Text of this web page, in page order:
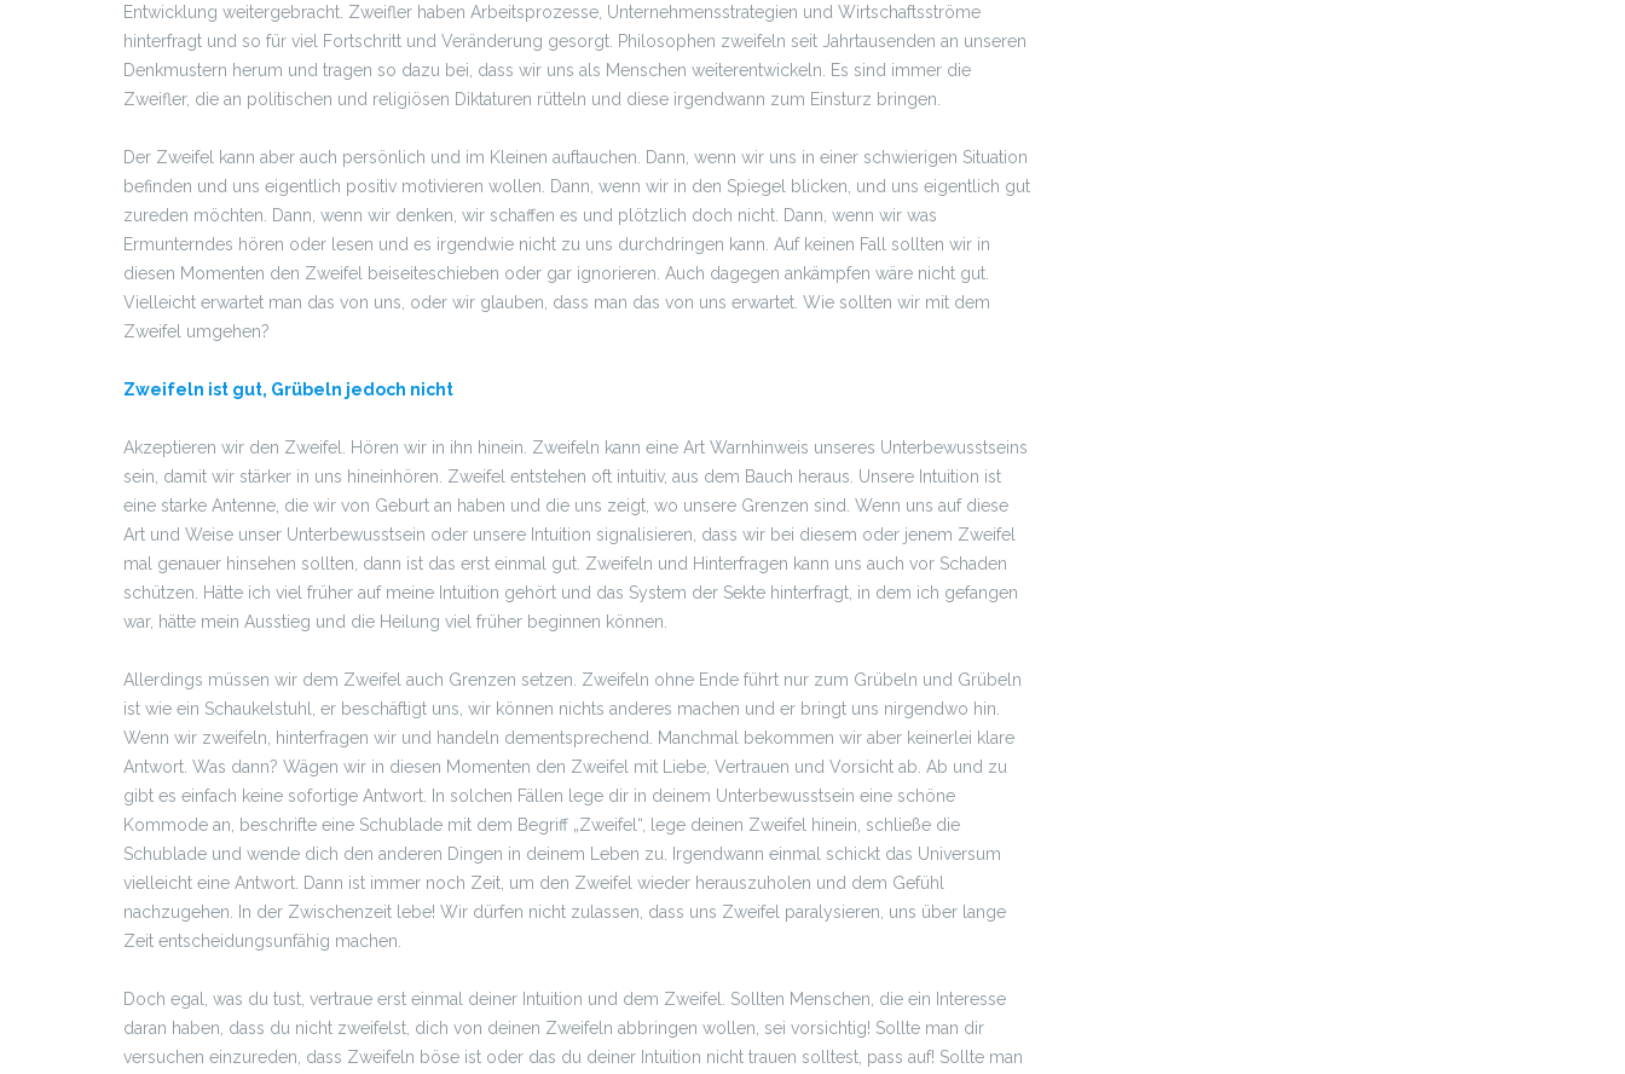
Entwicklung weitergebracht. Zweifler haben Arbeitsprozesse, Unternehmensstrategien und Wirtschaftsströme
hinterfragt und so für viel Fortschritt und Veränderung gesorgt. Philosophen zweifeln seit Jahrtausenden an unseren
Denkmustern herum und tragen so dazu bei, dass wir uns als Menschen weiterentwickeln. Es sind immer die
Zweifler, die an politischen und religiösen Diktaturen rütteln und diese irgendwann zum Einsturz bringen.
Der Zweifel kann aber auch persönlich und im Kleinen auftauchen. Dann, wenn wir uns in einer schwierigen Situation
befinden und uns eigentlich positiv motivieren wollen. Dann, wenn wir in den Spiegel blicken, und uns eigentlich gut
zureden möchten. Dann, wenn wir denken, wir schaffen es und plötzlich doch nicht. Dann, wenn wir was
Ermunterndes hören oder lesen und es irgendwie nicht zu uns durchdringen kann. Auf keinen Fall sollten wir in
diesen Momenten den Zweifel beiseiteschieben oder gar ignorieren. Auch dagegen ankämpfen wäre nicht gut.
Vielleicht erwartet man das von uns, oder wir glauben, dass man das von uns erwartet. Wie sollten wir mit dem
Zweifel umgehen?
Zweifeln ist gut, Grübeln jedoch nicht
Akzeptieren wir den Zweifel. Hören wir in ihn hinein. Zweifeln kann eine Art Warnhinweis unseres Unterbewusstseins
sein, damit wir stärker in uns hineinhören. Zweifel entstehen oft intuitiv, aus dem Bauch heraus. Unsere Intuition ist
eine starke Antenne, die wir von Geburt an haben und die uns zeigt, wo unsere Grenzen sind. Wenn uns auf diese
Art und Weise unser Unterbewusstsein oder unsere Intuition signalisieren, dass wir bei diesem oder jenem Zweifel
mal genauer hinsehen sollten, dann ist das erst einmal gut. Zweifeln und Hinterfragen kann uns auch vor Schaden
schützen. Hätte ich viel früher auf meine Intuition gehört und das System der Sekte hinterfragt, in dem ich gefangen
war, hätte mein Ausstieg und die Heilung viel früher beginnen können.
Allerdings müssen wir dem Zweifel auch Grenzen setzen. Zweifeln ohne Ende führt nur zum Grübeln und Grübeln
ist wie ein Schaukelstuhl, er beschäftigt uns, wir können nichts anderes machen und er bringt uns nirgendwo hin.
Wenn wir zweifeln, hinterfragen wir und handeln dementsprechend. Manchmal bekommen wir aber keinerlei klare
Antwort. Was dann? Wägen wir in diesen Momenten den Zweifel mit Liebe, Vertrauen und Vorsicht ab. Ab und zu
gibt es einfach keine sofortige Antwort. In solchen Fällen lege dir in deinem Unterbewusstsein eine schöne
Kommode an, beschrifte eine Schublade mit dem Begriff „Zweifel“, lege deinen Zweifel hinein, schließe die
Schublade und wende dich den anderen Dingen in deinem Leben zu. Irgendwann einmal schickt das Universum
vielleicht eine Antwort. Dann ist immer noch Zeit, um den Zweifel wieder herauszuholen und dem Gefühl
nachzugehen. In der Zwischenzeit lebe! Wir dürfen nicht zulassen, dass uns Zweifel paralysieren, uns über lange
Zeit entscheidungsunfähig machen.
Doch egal, was du tust, vertraue erst einmal deiner Intuition und dem Zweifel. Sollten Menschen, die ein Interesse
daran haben, dass du nicht zweifelst, dich von deinen Zweifeln abbringen wollen, sei vorsichtig! Sollte man dir
versuchen einzureden, dass Zweifeln böse ist oder das du deiner Intuition nicht trauen solltest, pass auf! Sollte man